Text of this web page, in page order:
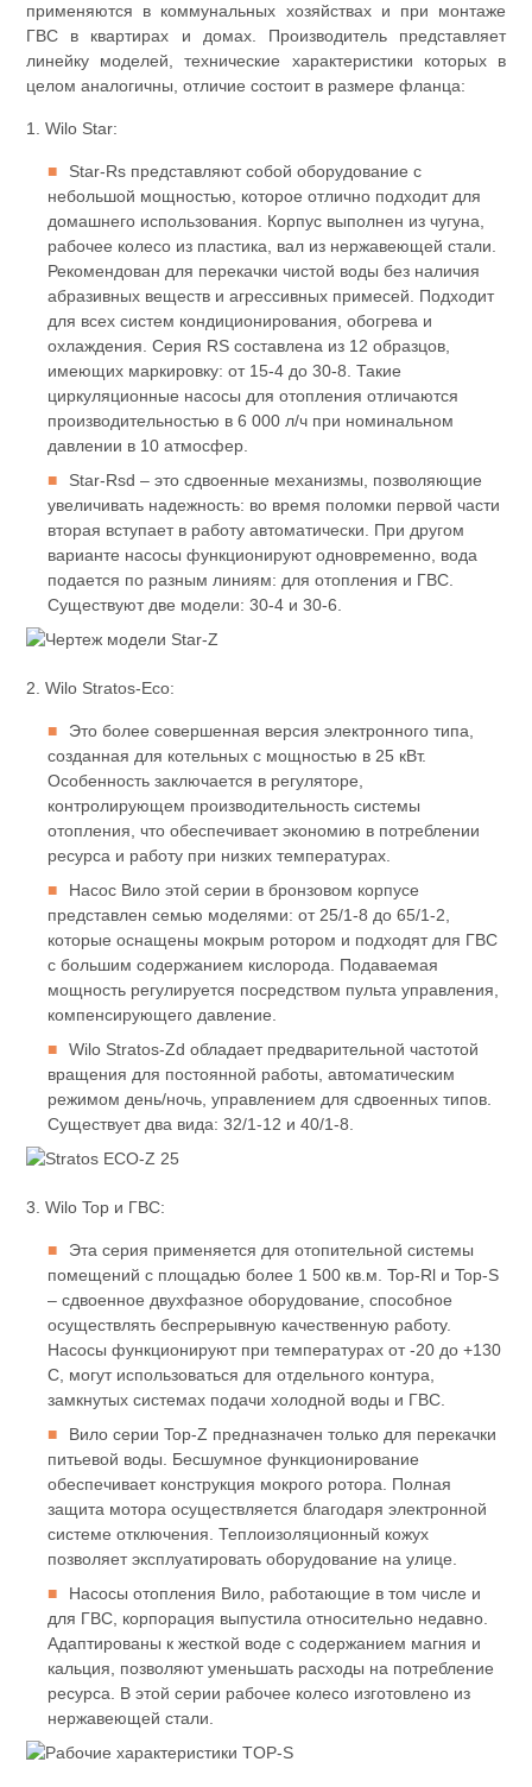
применяются в коммунальных хозяйствах и при монтаже
ГВС в квартирах и домах. Производитель представляет
линейку моделей, технические характеристики которых в
целом аналогичны, отличие состоит в размере фланца:
1. Wilo Star:
Star-Rs представляют собой оборудование с
небольшой мощностью, которое отлично подходит для
домашнего использования. Корпус выполнен из чугуна,
рабочее колесо из пластика, вал из нержавеющей стали.
Рекомендован для перекачки чистой воды без наличия
абразивных веществ и агрессивных примесей. Подходит
для всех систем кондиционирования, обогрева и
охлаждения. Серия RS составлена из 12 образцов,
имеющих маркировку: от 15-4 до 30-8. Такие
циркуляционные насосы для отопления отличаются
производительностью в 6 000 л/ч при номинальном
давлении в 10 атмосфер.
Star-Rsd – это сдвоенные механизмы, позволяющие
увеличивать надежность: во время поломки первой части
вторая вступает в работу автоматически. При другом
варианте насосы функционируют одновременно, вода
подается по разным линиям: для отопления и ГВС.
Существуют две модели: 30-4 и 30-6.
2. Wilo Stratos-Eco:
Это более совершенная версия электронного типа,
созданная для котельных с мощностью в 25 кВт.
Особенность заключается в регуляторе,
контролирующем производительность системы
отопления, что обеспечивает экономию в потреблении
ресурса и работу при низких температурах.
Насос Вило этой серии в бронзовом корпусе
представлен семью моделями: от 25/1-8 до 65/1-2,
которые оснащены мокрым ротором и подходят для ГВС
с большим содержанием кислорода. Подаваемая
мощность регулируется посредством пульта управления,
компенсирующего давление.
Wilo Stratos-Zd обладает предварительной частотой
вращения для постоянной работы, автоматическим
режимом день/ночь, управлением для сдвоенных типов.
Существует два вида: 32/1-12 и 40/1-8.
3. Wilo Top и ГВС:
Эта серия применяется для отопительной системы
помещений с площадью более 1 500 кв.м. Top-Rl и Top-S
– сдвоенное двухфазное оборудование, способное
осуществлять беспрерывную качественную работу.
Насосы функционируют при температурах от -20 до +130
С, могут использоваться для отдельного контура,
замкнутых системах подачи холодной воды и ГВС.
Вило серии Top-Z предназначен только для перекачки
питьевой воды. Бесшумное функционирование
обеспечивает конструкция мокрого ротора. Полная
защита мотора осуществляется благодаря электронной
системе отключения. Теплоизоляционный кожух
позволяет эксплуатировать оборудование на улице.
Насосы отопления Вило, работающие в том числе и
для ГВС, корпорация выпустила относительно недавно.
Адаптированы к жесткой воде с содержанием магния и
кальция, позволяют уменьшать расходы на потребление
ресурса. В этой серии рабочее колесо изготовлено из
нержавеющей стали.